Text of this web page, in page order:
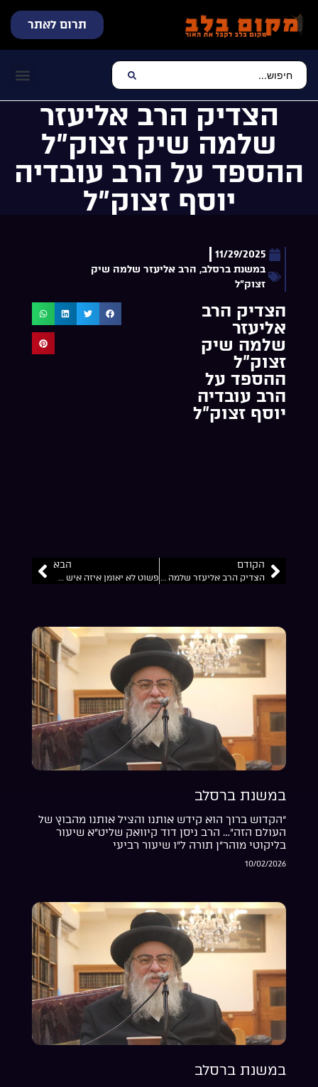
תרום לאתר
הצדיק הרב אליעזר
שלמה שיק זצוק”ל
ההספד על הרב עובדיה
יוסף זצוק”ל
11/29/2025
במשנת ברסלב, הרב אליעזר שלמה שיק
זצוק"ל
הצדיק הרב
אליעזר
שלמה שיק
זצוק”ל
ההספד על
הרב עובדיה
יוסף זצוק”ל
הקודם
הצדיק הרב אליעזר שלמה שיק זצוק”ל מברסלב במפגש עם הרב עובדיה יוסף זצוק”ל
הבא
פשוט לא יאומן איזה איש היה רבי לוי יצחק בנדר סרטון מבהיל
במשנת ברסלב
“הקדוש ברוך הוא קידש אותנו והציל אותנו מהבוץ של
העולם הזה”… הרב ניסן דוד קיוואק שליט”א שיעור
בליקוטי מוהר”ן תורה ל”ו שיעור רביעי
10/02/2026
במשנת ברסלב